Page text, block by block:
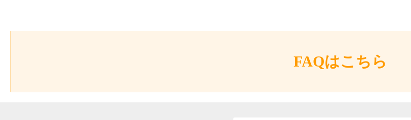
FAQはこちら